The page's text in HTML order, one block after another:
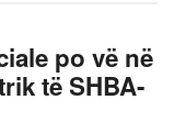
po vë në
të SHBA-